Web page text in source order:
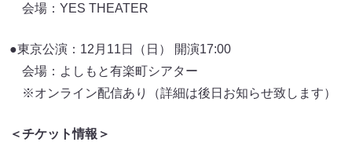
会場：YES THEATER
●東京公演：12月11日（日） 開演17:00
会場：よしもと有楽町シアター
※オンライン配信あり（詳細は後日お知らせ致します）
＜チケット情報＞